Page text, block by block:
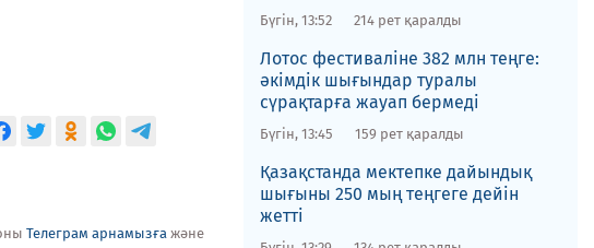
Телеграм арнамызға және
Бүгін, 13:52 214 рет қаралды
Лотос фестиваліне​ 382 млн теңге:
әкімдік шығындар туралы
сүрақтарға жауап бермеді
Бүгін, 13:45 159 рет қаралды
Қазақстанда мектепке дайындық
шығыны 250 мың теңгеге дейін
жетті